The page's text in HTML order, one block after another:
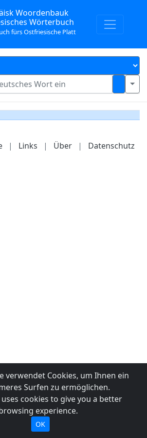
Woordenbauk
Wörterbuch
fürs Ostfriesische Platt
| Links | Über | Datenschutz
verwendet Cookies, um Ihnen ein
Surfen zu ermöglichen.
cookies to give you a better
experience.
OK